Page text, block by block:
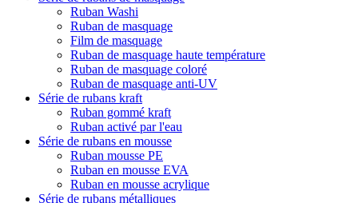
Ruban Washi
Ruban de masquage
Film de masquage
Ruban de masquage haute température
Ruban de masquage coloré
Ruban de masquage anti-UV
Série de rubans kraft
Ruban gommé kraft
Ruban activé par l'eau
Série de rubans en mousse
Ruban mousse PE
Ruban en mousse EVA
Ruban en mousse acrylique
Série de rubans métalliques